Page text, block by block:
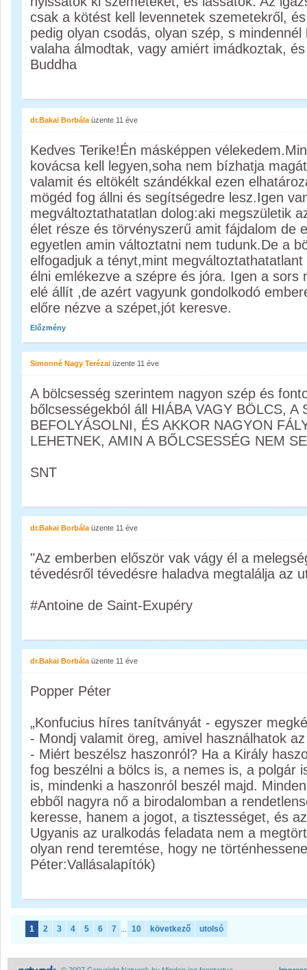
csak a kötést kell levennetek szemetekről,
pedig olyan csodás, olyan szép, s
valaha álmodtak, vagy amiért imádkoztak,
Buddha
dr.Bakai Borbála üzente 11 éve
Kedves Terike!Én másképpen
kovácsa kell legyen,soha nem bízhatja
valamit és eltökélt szándékkal ezen
mögéd fog állni és segítségedre lesz.Igen
megváltoztathatatlan dolog:aki megszületik
élet része és törvényszerű amit fájdalom de
egyetlen amin változtatni nem tudunk.De a
elfogadjuk a tényt,mint
élni emlékezve a szépre és jóra. Igen a sors
elé állít ,de azért vagyunk gondolkodó
előre nézve a szépet,jót keresve.
Előzmény
Simonné Nagy Terézai üzente 11 éve
A bölcsesség szerintem nagyon szép és
bőlcsességekból áll HIÁBA VAGY BÖLCS, A
BEFOLYÁSOLNI, ÉS AKKOR NAGYON
LEHETNEK, AMIN A BŐLCSESSÉG NEM
SNT
dr.Bakai Borbála üzente 11 éve
"Az emberben először vak vágy él a
tévedésről tévedésre haladva megtalálja az
‪#‎Antoine‬ de Saint-Exupéry
dr.Bakai Borbála üzente 11 éve
Popper Péter
„Konfucius híres tanítványát - egyszer
- Mondj valamit öreg, amivel használhatok
- Miért beszélsz haszonról? Ha a Király
fog beszélni a bölcs is, a nemes is, a polgár
is, mindenki a haszonról beszél majd.
ebből nagyra nő a birodalomban a
keresse, hanem a jogot, a tisztességet, és
Ugyanis az uralkodás feladata nem a
olyan rend teremtése, hogy ne
Péter:Vallásalapítók)
1 2 3 4 5 6 7 ... 10 következő utolsó